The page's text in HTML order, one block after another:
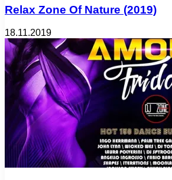
Relax Zone Of Nature (2019)
18.11.2019